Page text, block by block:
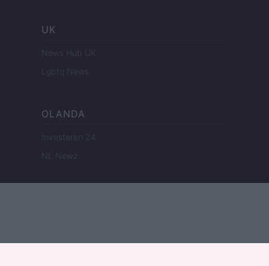
UK
News Hub UK
Lgbtq News
OLANDA
Investeren 24
NL Newz